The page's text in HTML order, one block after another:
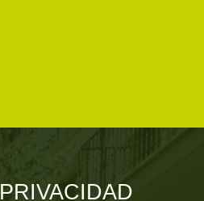
PRIVACIDAD